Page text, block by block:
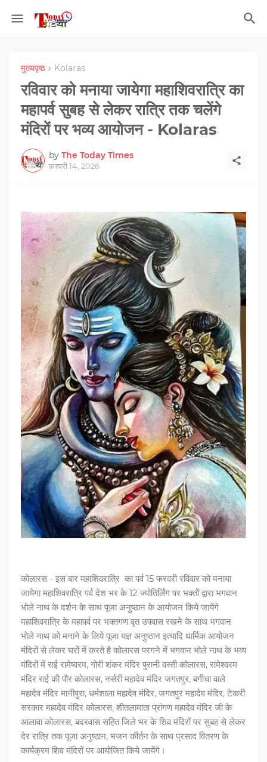
मुख्यपृष्ठ Kolaras
रविवार को मनाया जायेगा महाशिवरात्रि का
महापर्व सुबह से लेकर रात्रि तक चलेंगे
मंदिरों पर भव्य आयोजन - Kolaras
by The Today Times
फ़रवरी 14, 2026
कोलारस - इस बार महाशिवरात्रि का पर्व 15 फरवरी रविवार को मनाया
जायेगा महाशिवरात्रि पर्व देश भर के 12 ज्योतिर्लिंग पर भक्तों द्वारा भगवान
भोले नाथ के दर्शन के साथ पूजा अनुष्ठान के आयोजन किये जायेंगे
महाशिवरात्रि के महापर्व पर भक्तगण वृत उपवास रखने के साथ भगवान
भोले नाथ को मनाने के लिये पूजा यज्ञ अनुष्ठान इत्यादि धार्मिक आयोजन
मंदिरों से लेकर घरों में करते है कोलारस परगने में भगवान भोले नाथ के भव्य
मंदिरों में राई रामेष्वरम, गोरी शंकर मंदिर पुरानी वस्ती कोलारस, रामेश्‍वरम
मंदिर राई की पौर कोलारस, नर्सरी महादेव मंदिर जगतपुर, बगीचा वाले
महादेव मंदिर मानीपुरा, धर्मशाला महादेव मंदिर, जगतपुर महादेव मंदिर, टेकरी
सरकार महादेव मंदिर कोलारस, शीतलामाता प्रांगण महादेव मंदिर जी के
आलावा कोलारस, बदरवास सहित जिले भर के शिव मंदिरों पर सुबह से लेकर
देर रात्रि तक पूजा अनुष्ठान, भजन कीर्तन के साथ प्रसाद वितरण के
कार्यक्रम शिव मंदिरों पर आयोजित किये जायेंगे।